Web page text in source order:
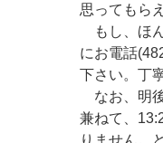
思ってもら
もし、ほ
にお電話
下さい。丁
なお、明
兼ねて、
りません。